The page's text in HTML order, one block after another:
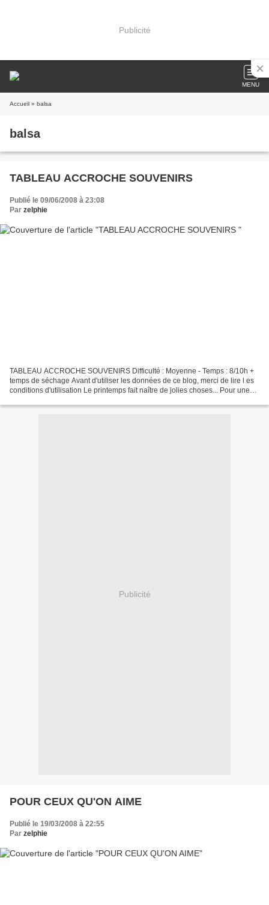
Publicité
MENU
Accueil » balsa
balsa
TABLEAU ACCROCHE SOUVENIRS
Publié le 09/06/2008 à 23:08
Par zelphie
TABLEAU ACCROCHE SOUVENIRS Difficulté : Moyenne - Temps : 8/10h +
temps de séchage Avant d'utiliser les données de ce blog, merci de lire l es
conditions d'utilisation Le printemps fait naître de jolies choses... Pour une
Publicité
POUR CEUX QU'ON AIME
Publié le 19/03/2008 à 22:55
Par zelphie